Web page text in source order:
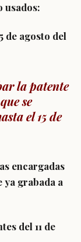
usados:
de agosto del
la patente
se
el 15 de
encargadas
grabada a
del 11 de